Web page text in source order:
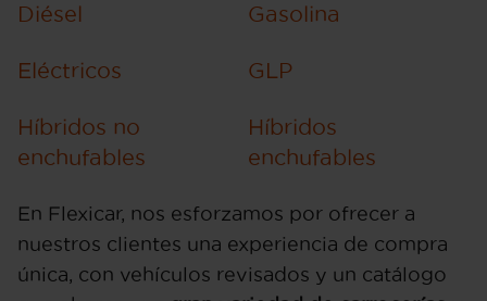
Diésel Gasolina
Eléctricos GLP
Híbridos no
enchufables
Híbridos
enchufables
En Flexicar, nos esforzamos por ofrecer a
nuestros clientes una experiencia de compra
única, con vehículos revisados y un catálogo